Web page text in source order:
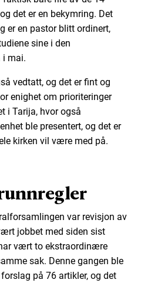
det er en bekymring. Det
er en pastor blitt ordinert,
sine i den
i mai.
vedtatt, og det er fint og
enighet om prioriteringer
i Tarija, hvor også
ble presentert, og det er
kirken vil være med på.
var revisjon av
jobbet med siden sist
vært to ekstraordinære
sak. Denne gangen ble
på 76 artikler, og det